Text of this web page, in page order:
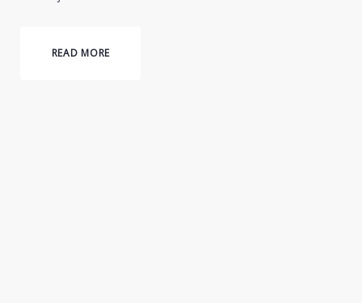
READ MORE